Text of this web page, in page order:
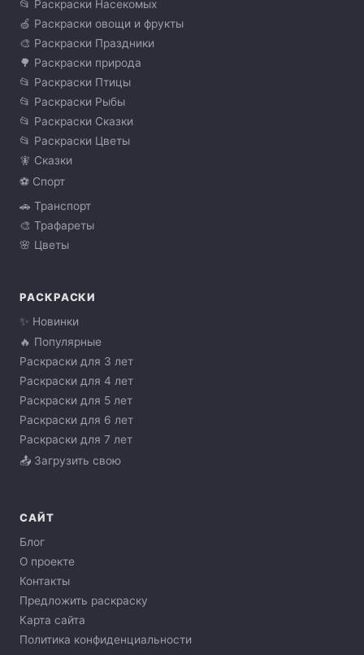
📂 Раскраски Насекомых
🍏 Раскраски овощи и фрукты
🎨 Раскраски Праздники
🌳 Раскраски природа
📂 Раскраски Птицы
📂 Раскраски Рыбы
📂 Раскраски Сказки
📂 Раскраски Цветы
🧚 Сказки
⚽ Спорт
🚗 Транспорт
🎨 Трафареты
🌸 Цветы
РАСКРАСКИ
✨ Новинки
🔥 Популярные
Раскраски для 3 лет
Раскраски для 4 лет
Раскраски для 5 лет
Раскраски для 6 лет
Раскраски для 7 лет
📤 Загрузить свою
САЙТ
Блог
О проекте
Контакты
Предложить раскраску
Карта сайта
Политика конфиденциальности